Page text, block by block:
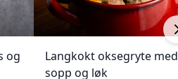
og
Langkokt oksegryte med
sopp og løk